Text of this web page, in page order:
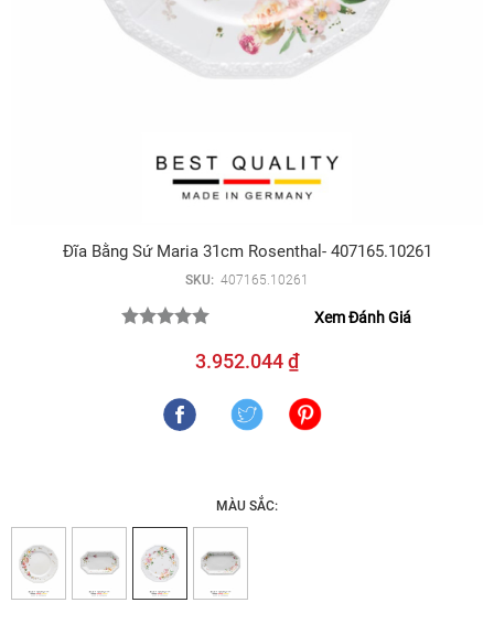
Đĩa Bằng Sứ Maria 31cm Rosenthal- 407165.10261
SKU: 407165.10261
Xem Đánh Giá
3.952.044 ₫
MÀU SẮC: